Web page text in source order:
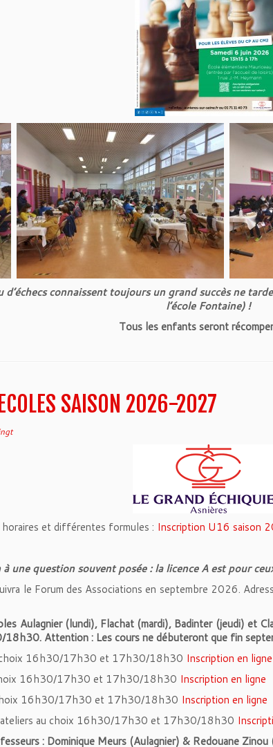
d’échecs connaissent toujours un grand succès
l’école Fontaine) !
Tous les enfants seront
SAISON 2026-2027
et différentes formules : Inscription U16 saison
à une question souvent posée : la licence A est pour
le Forum des Associations en septembre 2026.
Aulagnier (lundi), Flachat (mardi), Badinter (jeudi) et
Attention : Les cours ne débuteront que fin
choix 16h30/17h30 et 17h30/18h30 Inscription en ligne
16h30/17h30 et 17h30/18h30 Inscription en ligne
choix 16h30/17h30 et 17h30/18h30 Inscription en ligne
ateliers au choix 16h30/17h30 et 17h30/18h30
: Dominique Meurs (Aulagnier) & Redouane